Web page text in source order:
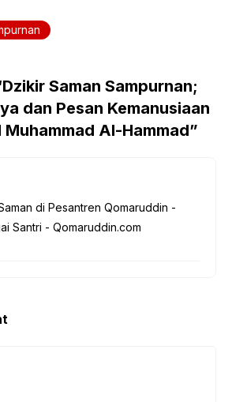
A
p
Saman Sampurnan;
dan Pesan Kemanusiaan
Muhammad Al-Hammad”
di Pesantren Qomaruddin -
Santri - Qomaruddin.com